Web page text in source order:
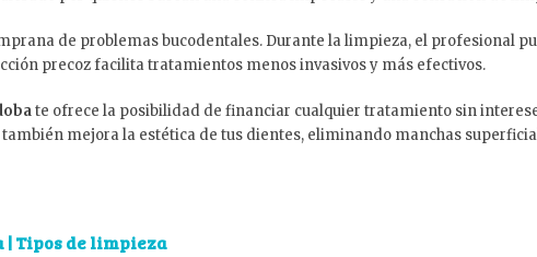
de problemas bucodentales. Durante la limpieza, el profesional
precoz facilita tratamientos menos invasivos y más efectivos.
te ofrece la posibilidad de financiar cualquier tratamiento sin
mejora la estética de tus dientes, eliminando manchas
| Tipos de limpieza